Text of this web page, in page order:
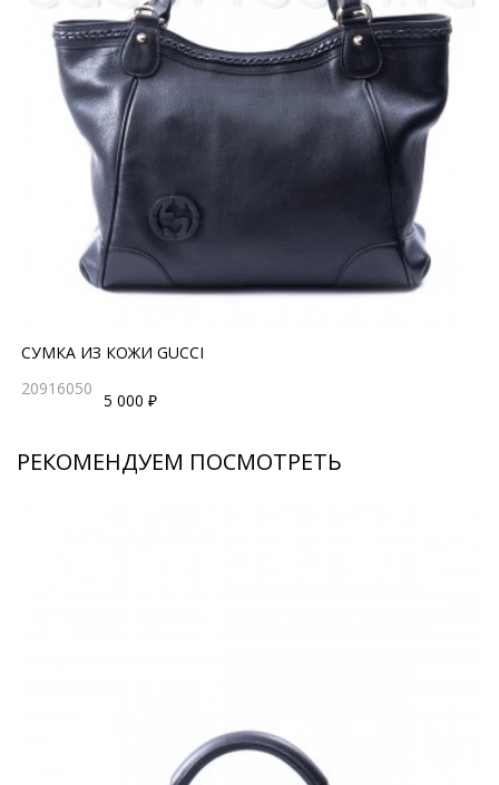
СУМКА ИЗ КОЖИ GUCCI
20916050
5 000 ₽
РЕКОМЕНДУЕМ ПОСМОТРЕТЬ